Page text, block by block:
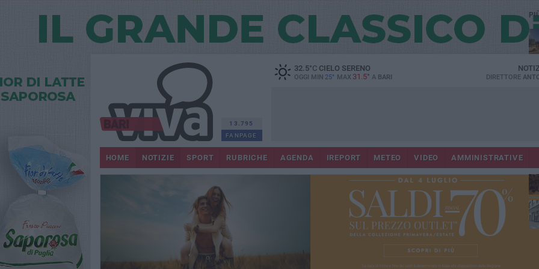
13.795
FANPAGE
32.5°CCIELO SERENO
OGGI MIN 25° MAX 31.5° A BARI DIRETTORE
HOME NOTIZIE SPORT RUBRICHE AGENDA IREPORT METEO VIDEO AMMINISTRATIVE